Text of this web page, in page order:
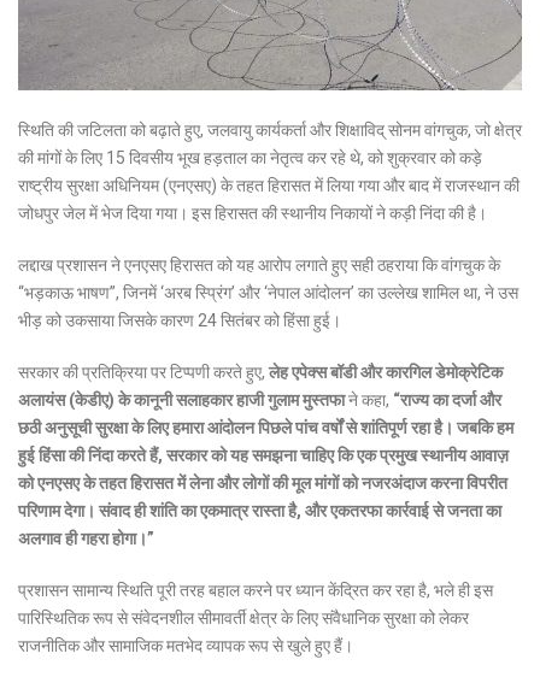
स्थिति की जटिलता को बढ़ाते हुए, जलवायु कार्यकर्ता और शिक्षाविद् सोनम वांगचुक, जो क्षेत्र
की मांगों के लिए 15 दिवसीय भूख हड़ताल का नेतृत्व कर रहे थे, को शुक्रवार को कड़े
राष्ट्रीय सुरक्षा अधिनियम (एनएसए) के तहत हिरासत में लिया गया और बाद में राजस्थान की
जोधपुर जेल में भेज दिया गया। इस हिरासत की स्थानीय निकायों ने कड़ी निंदा की है।
लद्दाख प्रशासन ने एनएसए हिरासत को यह आरोप लगाते हुए सही ठहराया कि वांगचुक के
“भड़काऊ भाषण”, जिनमें ‘अरब स्प्रिंग’ और ‘नेपाल आंदोलन’ का उल्लेख शामिल था, ने उस
भीड़ को उकसाया जिसके कारण 24 सितंबर को हिंसा हुई।
सरकार की प्रतिक्रिया पर टिप्पणी करते हुए, लेह एपेक्स बॉडी और कारगिल डेमोक्रेटिक
अलायंस (केडीए) के कानूनी सलाहकार हाजी गुलाम मुस्तफाने कहा, “राज्य का दर्जा और
छठी अनुसूची सुरक्षा के लिए हमारा आंदोलन पिछले पांच वर्षों से शांतिपूर्ण रहा है। जबकि हम
हुई हिंसा की निंदा करते हैं, सरकार को यह समझना चाहिए कि एक प्रमुख स्थानीय आवाज़
को एनएसए के तहत हिरासत में लेना और लोगों की मूल मांगों को नजरअंदाज करना विपरीत
परिणाम देगा। संवाद ही शांति का एकमात्र रास्ता है, और एकतरफा कार्रवाई से जनता का
अलगाव ही गहरा होगा।”
प्रशासन सामान्य स्थिति पूरी तरह बहाल करने पर ध्यान केंद्रित कर रहा है, भले ही इस
पारिस्थितिक रूप से संवेदनशील सीमावर्ती क्षेत्र के लिए संवैधानिक सुरक्षा को लेकर
राजनीतिक और सामाजिक मतभेद व्यापक रूप से खुले हुए हैं।